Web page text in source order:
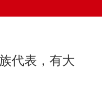
代表，有大